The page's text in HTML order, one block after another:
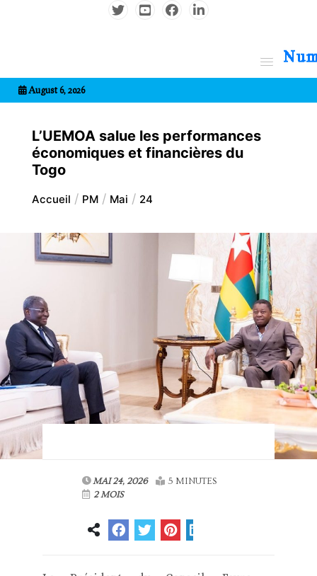
August 6, 2026
L’UEMOA salue les performances
économiques et financières du
Togo
Accueil PM Mai 24
MAI 24, 2026
5 MINUTES
2 MOIS